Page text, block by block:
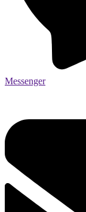
Messenger